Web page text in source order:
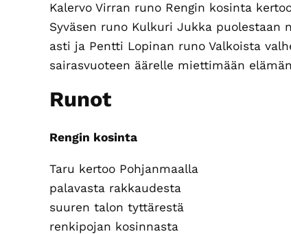
Kalervo Virran runo Rengin kosinta
Syväsen runo Kulkuri Jukka puolestaan
asti ja Pentti Lopinan runo Valkoista
sairasvuoteen äärelle miettimään
Runot
Rengin kosinta
Taru kertoo Pohjanmaalla
palavasta rakkaudesta
suuren talon tyttärestä
renkipojan kosinnasta